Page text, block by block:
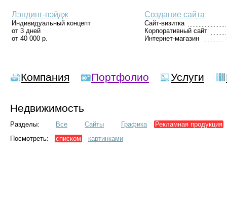
Лэндинг-пэйдж
Индивидуальный концепт
от 3 дней
от 40 000 р.
Создание сайта
Сайт-визитка
Корпоративный сайт
Интернет-магазин
Компания Портфолио Услуги
Недвижимость
Разделы: Все Сайты Графика
Рекламная продукция
Посмотреть:
списком картинками